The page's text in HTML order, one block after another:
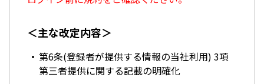
＜主な改定内容＞
第6条(登録者が提供する情報の当社利用) 3項
第三者提供に関する記載の明確化